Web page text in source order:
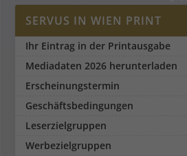
SERVUS IN WIEN PRINT
Ihr Eintrag in der Printausgabe
Mediadaten 2026 herunterladen
Erscheinungstermin
Geschäftsbedingungen
Leserzielgruppen
Werbezielgruppen